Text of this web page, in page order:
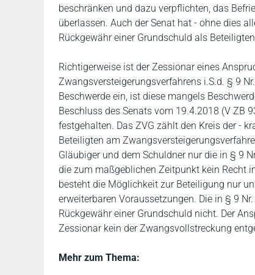
beschränken und dazu verpflichten, das
überlassen. Auch der Senat hat - ohne dies
Rückgewähr einer Grundschuld als
Richtigerweise ist der Zessionar eines
Zwangsversteigerungsverfahrens i.S.d. § 9
Beschwerde ein, ist diese mangels
Beschluss des Senats vom 19.4.2018 (V ZB
festgehalten. Das ZVG zählt den Kreis der -
Beteiligten am
Gläubiger und dem Schuldner nur die in § 9
die zum maßgeblichen Zeitpunkt kein Recht
besteht die Möglichkeit zur Beteiligung nur
erweiterbaren Voraussetzungen. Die in § 9
Rückgewähr einer Grundschuld nicht. Der
Zessionar kein der Zwangsvollstreckung
Mehr zum Thema: